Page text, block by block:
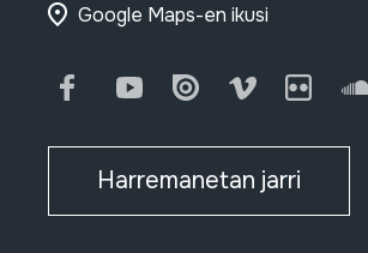
Google Maps-en ikusi
FacebookYoutubeIssuu Vimeo
Harremanetan jarri